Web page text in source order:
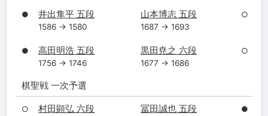
● 井出隼平 五段
1586 → 1580
山本博志 五段
1687 → 1693
○
● 高田明浩 五段
1756 → 1746
黒田尭之 六段
1677 → 1686
○
棋聖戦 一次予選
○ 村田顕弘 六段 冨田誠也 五段 ●